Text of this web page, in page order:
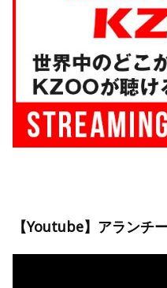
【Youtube】アランチ